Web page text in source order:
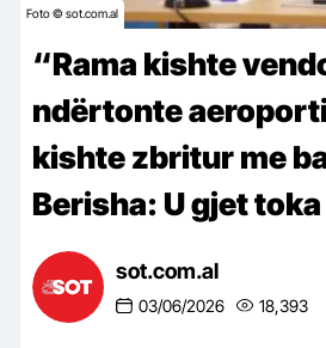
Foto © sot.com.al
“Rama kishte
ndërtonte
kishte zbritur me
Berisha: U gjet
sot.com.al
03/06/2026 18,393